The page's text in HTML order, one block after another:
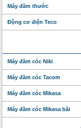
Máy đầm thước
Động cơ điện Teco
Máy đầm cóc Niki
Máy đầm cóc Tacom
Máy đầm cóc Mikasa
Máy đầm cóc Mikasa bãi